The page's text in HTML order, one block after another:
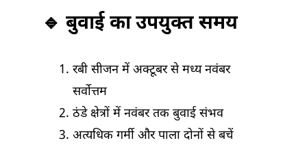
🔹 बुवाई का उपयुक्त समय
रबी सीजन में अक्टूबर से मध्य नवंबर
सर्वोत्तम
ठंडे क्षेत्रों में नवंबर तक बुवाई संभव
अत्यधिक गर्मी और पाला दोनों से बचें